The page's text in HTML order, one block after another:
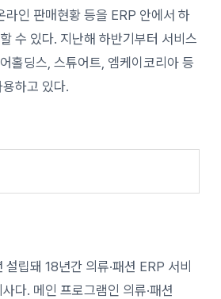
라인 판매현황 등을 ERP 안에서 하
수 있다. 지난해 하반기부터 서비스
홀딩스, 스튜어트, 엠케이코리아 등
하고 있다.
립돼 18년간 의류·패션 ERP 서비
다. 메인 프로그램인 의류·패션